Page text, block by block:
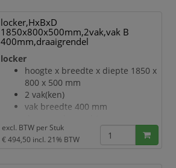
verdraaibare, dubbele
schuifhaken
openslaande deur met
etikettenlijst en ventilatiesleuven
inliggende deuren met
binnenliggende penscharnieren
Elke deur is standaard uitgerust
met een systeem voor gedempte
sluiting
Hoge stabiliteit en torsiestijfheid
dankzij
locker,HxBxD
1850x800x500mm,2vak,vak B
400mm,draaigrendel
locker
hoogte x breedte x diepte 1850 x
800 x 500 mm
2 vak(ken)
vak breedte 400 mm
deuropeningshoek 110 °
per vak een vastgelaste
excl. BTW per Stuk
€ 494,50 incl. 21% BTW